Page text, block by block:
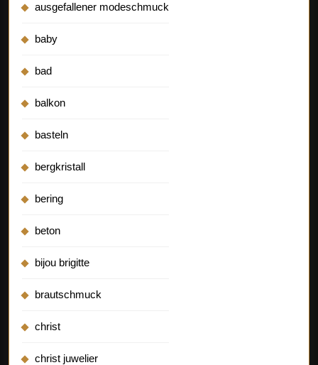
ausgefallener modeschmuck
baby
bad
balkon
basteln
bergkristall
bering
beton
bijou brigitte
brautschmuck
christ
christ juwelier